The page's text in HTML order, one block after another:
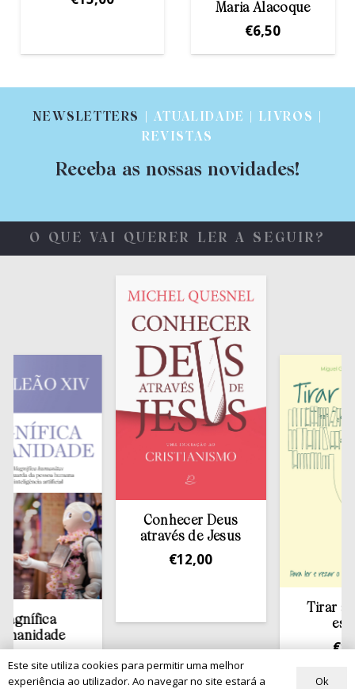
Maria Alacoque
€8,00
NEWSLETTERS
| ATUALIDADE | LIVROS |
REVISTAS
Receba as nossas novidades!
O QUE VAI QUERER LER A SEGUIR?
Conhecer Deus
através de Jesus
12,00
Tirar a Bíblia
estante
€13,50
Este site utiliza cookies para permitir uma melhor
experiência ao utilizador. Ao navegar no site estará a
Ok